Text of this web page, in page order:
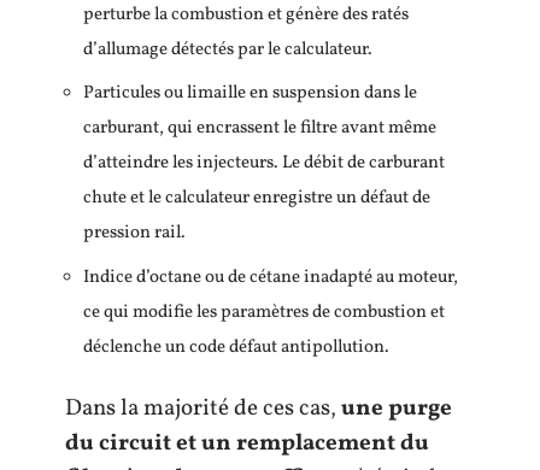
perturbe la combustion et génère des ratés
d’allumage détectés par le calculateur.
Particules ou limaille en suspension dans le
carburant, qui encrassent le filtre avant même
d’atteindre les injecteurs. Le débit de carburant
chute et le calculateur enregistre un défaut de
pression rail.
Indice d’octane ou de cétane inadapté au moteur,
ce qui modifie les paramètres de combustion et
déclenche un code défaut antipollution.
Dans la majorité de ces cas,une purge
du circuit et un remplacement du